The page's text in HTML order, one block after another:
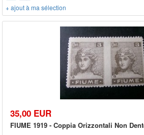
+ ajout à ma sélection
35,00 EUR
FIUME 1919 - Coppia Orizzontali Non